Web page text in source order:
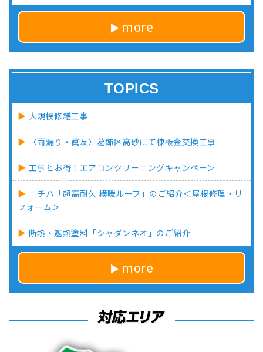
more
TOPICS
大規模修繕工事
〈雨漏り・眞友〉葛飾区高砂にて棟板金交換工事
工事とお得！エアコンクリーニングキャンペーン
ニチハ「超高耐久 横暖ルーフ」のご紹介＜屋根修理・リ
フォーム＞
断熱・遮熱塗料「シャダンネオ」のご紹介
more